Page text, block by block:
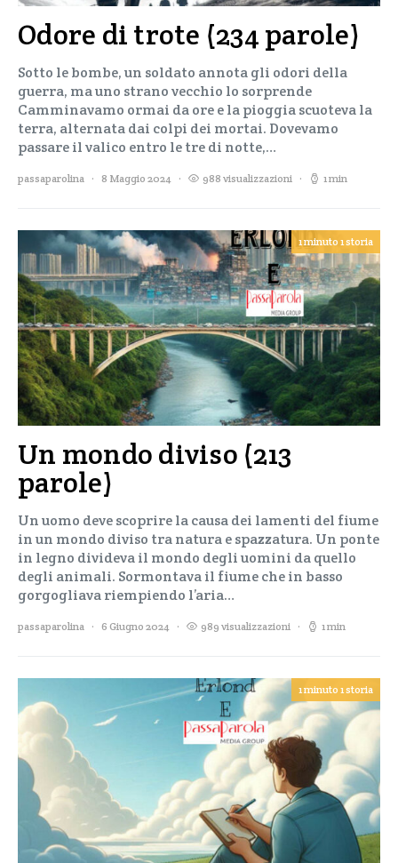
Odore di trote (234 parole)
Sotto le bombe, un soldato annota gli odori della
guerra, ma uno strano vecchio lo sorprende
Camminavamo ormai da ore e la pioggia scuoteva la
terra, alternata dai colpi dei mortai. Dovevamo
passare il valico entro le tre di notte,…
passaparolina 8 Maggio 2024 988 visualizzazioni 1 min
1 minuto 1 storia
Un mondo diviso (213
parole)
Un uomo deve scoprire la causa dei lamenti del fiume
in un mondo diviso tra natura e spazzatura. Un ponte
in legno divideva il mondo degli uomini da quello
degli animali. Sormontava il fiume che in basso
gorgogliava riempiendo l’aria…
passaparolina 6 Giugno 2024 989 visualizzazioni 1 min
1 minuto 1 storia